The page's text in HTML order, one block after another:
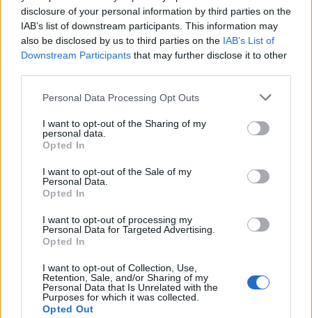
disclosure of your personal information by third parties on the
IAB’s list of downstream participants. This information may
also be disclosed by us to third parties on the IAB’s List of
Downstream Participants that may further disclose it to other
Please note that this website/app uses one or more Google
not limited to your visit or usage behaviour. You may click to
grant or deny consent to Google and its third-party tags to
use your data for below specified purposes in below Google
consent section.
Personal Data Processing Opt Outs
I want to opt-out of the Sharing of my
personal data.
Opted In
I want to opt-out of the Sale of my
Personal Data.
Opted In
I want to opt-out of processing my
Personal Data for Targeted Advertising.
Opted In
I want to opt-out of Collection, Use,
Retention, Sale, and/or Sharing of my
Personal Data that Is Unrelated with the
Purposes for which it was collected.
Opted Out
hangulatát. A legminimalistább itt aGyár vasárnap a
hetvenes évekből. A szürke tömbökre nehezedő, felhőtlen
ég királykékjéhez, a formák monotóniájához hasonlóval pár
éve jóval fiatalabb kortársunk, Deim Balázs fotóművész
Minimálcímű sorozatában találkoztam.
Lendva városának látképeitől, a táj- és épületképektől pedig
mindnyájunkban föltörhet a
holdas, Istenért kiáltó metafizikája a lényeglátás böjtös
sivatagából. Nem szeretem a letisztult kifejezést – napjaink
e divatos jelzőjével leginkább a fantáziátlanság
fokmérőjeként találkozom. Gábor Zoltán képeiből ellenben
csakugyan megtisztította mindazt, ami retinájába és
tudatába égett. A figurák többségét „kivette” a tájból, a
járókelőket az utcáról, a jószágokat a mezőről. És